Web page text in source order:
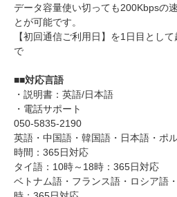
データ容量使い切っても200Kbpsの
とが可能です。
【初回通信ご利用日】を1日目とし
で
■■対応言語
・説明書：英語/日本語
・電話サポート
050-5835-2190
英語・中国語・韓国語・日本語・ポ
時間：365日対応
タイ語：10時～18時：365日対応
ベトナム語・フランス語・ロシア語